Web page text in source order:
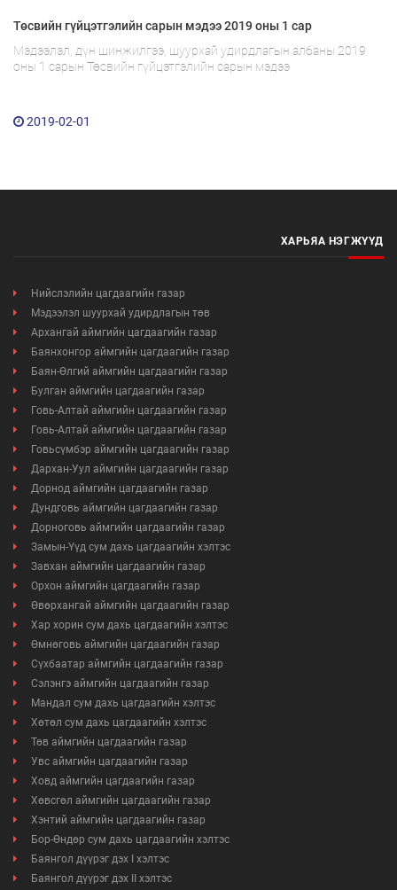
Төсвийн гүйцэтгэлийн сарын мэдээ 2019 оны 1 сар
Мэдээлэл, дүн шинжилгээ, шуурхай удирдлагын албаны 2019
оны 1 сарын Төсвийн гүйцэтгэлийн сарын мэдээ
2019-02-01
ХАРЬЯА НЭГЖҮҮД
Нийслэлийн цагдаагийн газар
Мэдээлэл шуурхай удирдлагын төв
Архангай аймгийн цагдаагийн газар
Баянхонгор аймгийн цагдаагийн газар
Баян-Өлгий аймгийн цагдаагийн газар
Булган аймгийн цагдаагийн газар
Говь-Алтай аймгийн цагдаагийн газар
Говь-Алтай аймгийн цагдаагийн газар
Говьсүмбэр аймгийн цагдаагийн газар
Дархан-Уул аймгийн цагдаагийн газар
Дорнод аймгийн цагдаагийн газар
Дундговь аймгийн цагдаагийн газар
Дорноговь аймгийн цагдаагийн газар
Замын-Үүд сум дахь цагдаагийн хэлтэс
Завхан аймгийн цагдаагийн газар
Орхон аймгийн цагдаагийн газар
Өвөрхангай аймгийн цагдаагийн газар
Хар хорин сум дахь цагдаагийн хэлтэс
Өмнөговь аймгийн цагдаагийн газар
Сүхбаатар аймгийн цагдаагийн газар
Сэлэнгэ аймгийн цагдаагийн газар
Мандал сум дахь цагдаагийн хэлтэс
Хөтөл сум дахь цагдаагийн хэлтэс
Төв аймгийн цагдаагийн газар
Увс аймгийн цагдаагийн газар
Ховд аймгийн цагдаагийн газар
Хөвсгөл аймгийн цагдаагийн газар
Хэнтий аймгийн цагдаагийн газар
Бор-Өндөр сум дахь цагдаагийн хэлтэс
Баянгол дүүрэг дэх I хэлтэс
Баянгол дүүрэг дэх II хэлтэс
Өргөдөл, гомдлын мэдээ
Иргэдийг хүлээн авах хуваарь
Ажил үүргийн чиглэл, утасны дугаар